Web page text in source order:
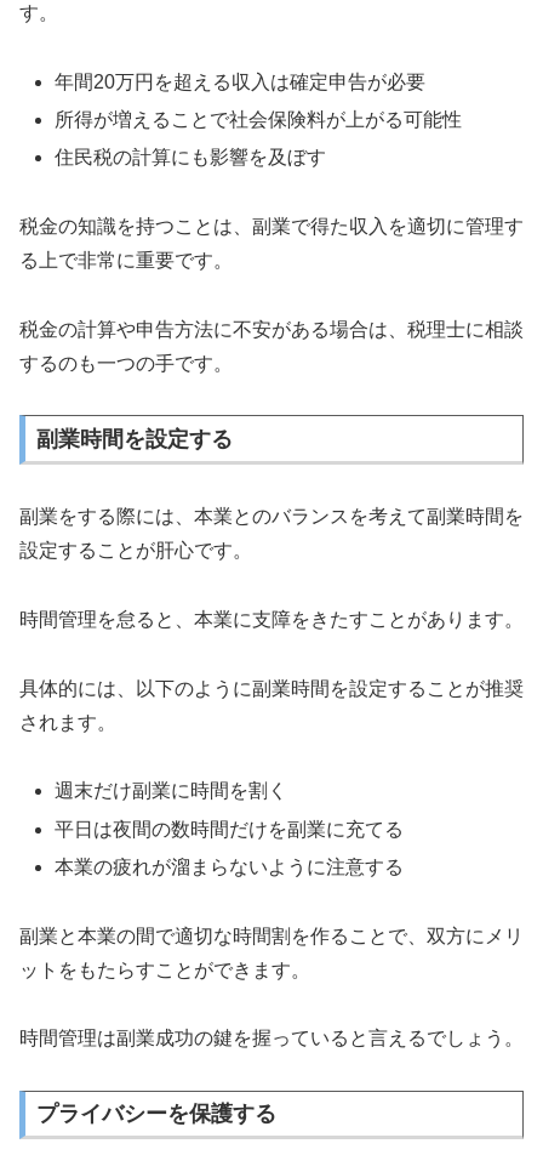
す。
年間20万円を超える収入は確定申告が必要
所得が増えることで社会保険料が上がる可能性
住民税の計算にも影響を及ぼす
税金の知識を持つことは、副業で得た収入を適切に管理す
る上で非常に重要です。
税金の計算や申告方法に不安がある場合は、税理士に相談
するのも一つの手です。
副業時間を設定する
副業をする際には、本業とのバランスを考えて副業時間を
設定することが肝心です。
時間管理を怠ると、本業に支障をきたすことがあります。
具体的には、以下のように副業時間を設定することが推奨
されます。
週末だけ副業に時間を割く
平日は夜間の数時間だけを副業に充てる
本業の疲れが溜まらないように注意する
副業と本業の間で適切な時間割を作ることで、双方にメリ
ットをもたらすことができます。
時間管理は副業成功の鍵を握っていると言えるでしょう。
プライバシーを保護する